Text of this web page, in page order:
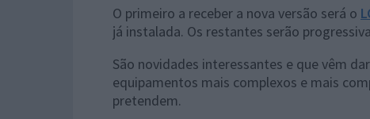
O primeiro a receber a nova versão será o
já instalada. Os restantes serão
São novidades interessantes e que vêm
equipamentos mais complexos e mais
pretendem.